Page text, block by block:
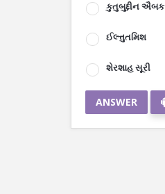
કુતુબુદ્દીન ઐબક
ઈલ્ત્તુતમિશ
શેરશાહ સૂરી
ANSWER